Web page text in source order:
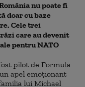
nu poate fi
doar cu baze
Cele trei
care au devenit
pentru NATO